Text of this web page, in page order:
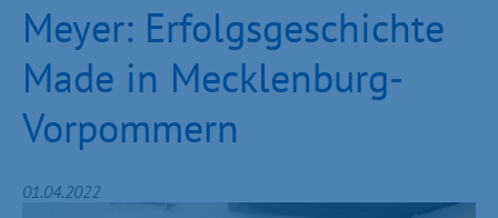
Meyer: Erfolgsgeschichte
Made in Mecklenburg-
Vorpommern
01.04.2022